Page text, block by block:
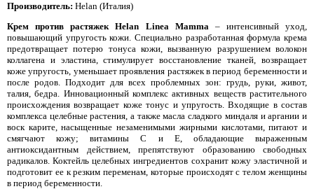
Производитель: Helan (Италия)
Крем против растяжек Helan Linea Mamma
– интенсивный уход,
повышающий упругость кожи. Специально разработанная формула крема
предотвращает потерю тонуса кожи, вызванную разрушением волокон
коллагена и эластина, стимулирует восстановление тканей, возвращает
коже упругость, уменьшает проявления растяжек в период беременности и
после родов. Подходит для всех проблемных зон: грудь, руки, живот,
талия, бедра. Инновационный комплекс активных веществ растительного
происхождения возвращает коже тонус и упругость. Входящие в состав
комплекса целебные растения, а также масла сладкого миндаля и аргании и
воск карите, насыщенные незаменимыми жирными кислотами, питают и
смягчают кожу; витамины С и Е, обладающие выраженным
антиоксидантным действием, препятствуют образованию свободных
радикалов. Коктейль целебных ингредиентов сохранит кожу эластичной и
подготовит ее к резким переменам, которые происходят с телом женщины
в период беременности.